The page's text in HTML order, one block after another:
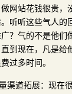
网站花钱很贵，
听听这些气人的
？气的不是他们
直到现在，凡是给
过多时间。
渠道拓展：现在